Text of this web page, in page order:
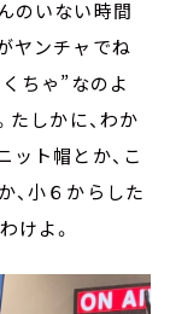
のいない時間
ヤンチャでね
ちゃ”なのよ
たしかに、わか
ット帽とか、こ
、小６からした
けよ。